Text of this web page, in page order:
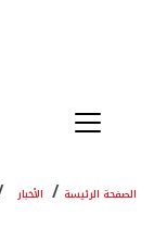
الصفحة الرئيسة الأخبار